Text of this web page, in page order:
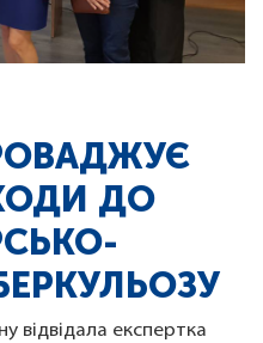
ДО
відвідала експертка